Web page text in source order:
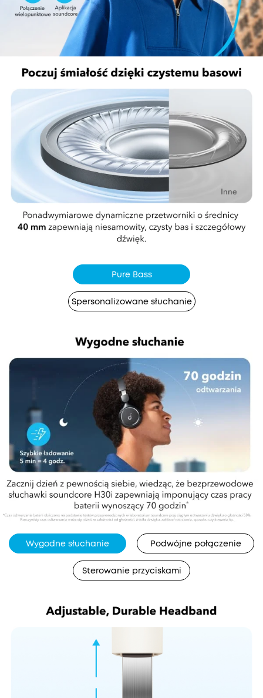
Pure Bass
Spersonalizowane słuchanie
Wygodne słuchanie Podwójne połączenie
Sterowanie przyciskami